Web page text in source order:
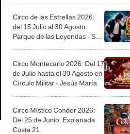
Circo de las Estrellas 2026:
del 15 Julio al 30 Agosto.
Parque de las Leyendas - San
Circo Montecarlo 2026: Del 17
de Julio hasta el 30 Agosto en
Círculo Militar - Jesús María
Circo Místico Condor 2026:
Del 25 de Junio. Explanada
Costa 21